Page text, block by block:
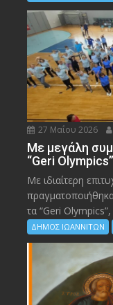
27 Μαΐου 2026
Με μεγάλη
“Geri
Με ιδιαίτερη
τα “Geri
ΔΗΜΟΣ ΙΩΑΝΝΙΤΩΝ